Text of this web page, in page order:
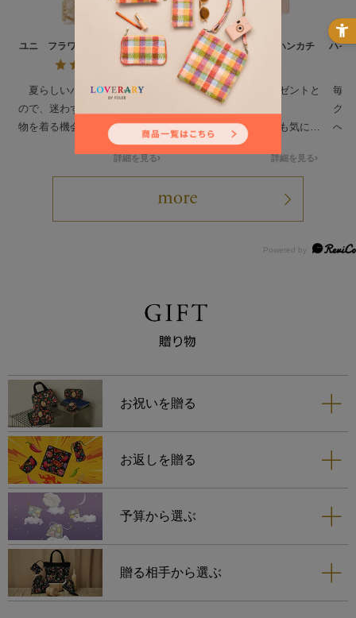
ユニ フラワーペーパーバッグ
UNI-260548
詳細を見る
夏らしいバッグを探していた
ので、迷わず購入しました。着
物を着る機会もあり、着物にも
洋服にも合います。大満足で
ピーピングキトゥン ハンカチ
詳細を見る
猫好きな友人へのプレゼントと
して購入しました。
絵柄も可愛く、とっても気に入
ってもらえて自分用にも買おう
ハイ
毎
グ
へ
たの
お祝いを贈る
お返しを贈る
予算から選ぶ
贈る相手から選ぶ